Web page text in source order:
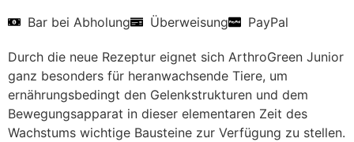
Bar bei Abholung Überweisung PayPal
Durch die neue Rezeptur eignet sich ArthroGreen Junior
ganz besonders für heranwachsende Tiere, um
ernährungsbedingt den Gelenkstrukturen und dem
Bewegungsapparat in dieser elementaren Zeit des
Wachstums wichtige Bausteine zur Verfügung zu stellen.